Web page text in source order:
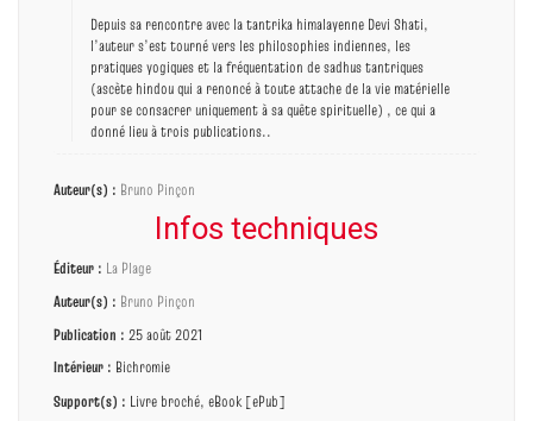
Depuis sa rencontre avec la tantrika himalayenne Devi Shati,
l’auteur s’est tourné vers les philosophies indiennes, les
pratiques yogiques et la fréquentation de sadhus tantriques
(ascète hindou qui a renoncé à toute attache de la vie matérielle
pour se consacrer uniquement à sa quête spirituelle) , ce qui a
donné lieu à trois publications..
Auteur(s) : Bruno Pinçon
Infos techniques
Éditeur : La Plage
Auteur(s) : Bruno Pinçon
Publication : 25 août 2021
Intérieur : Bichromie
Support(s) : Livre broché, eBook [ePub]